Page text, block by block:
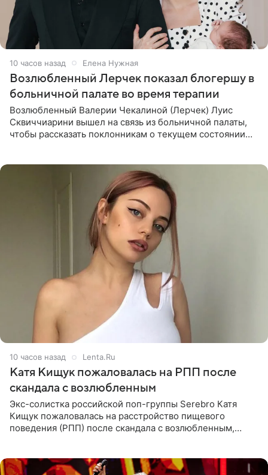
10 часов назад Елена Нужная
Возлюбленный Лерчек показал блогершу в
больничной палате во время терапии
Возлюбленный Валерии Чекалиной (Лерчек) Луис
Сквиччиарини вышел на связь из больничной палаты,
чтобы рассказать поклонникам о текущем состоянии
10 часов назад Lenta.Ru
Катя Кищук пожаловалась на РПП после
скандала с возлюбленным
Экс-солистка российской поп-группы Serebro Катя
Кищук пожаловалась на расстройство пищевого
поведения (РПП) после скандала с возлюбленным,